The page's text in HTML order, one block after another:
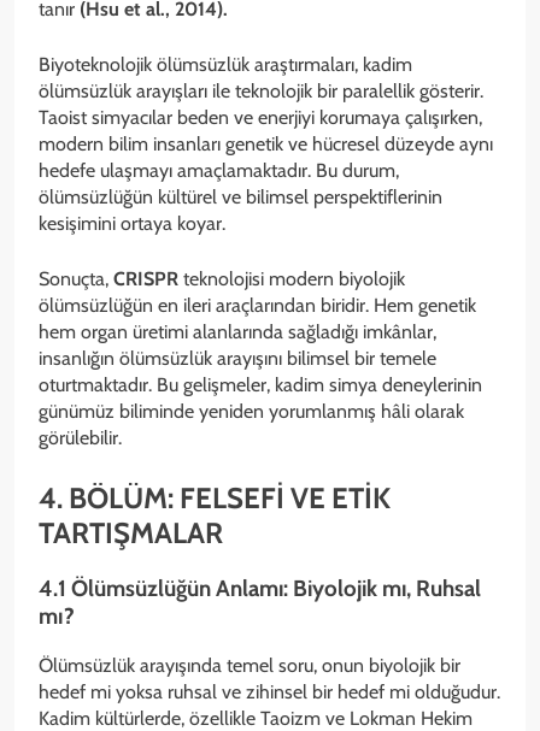
tanır (Hsu et al., 2014).
Biyoteknolojik ölümsüzlük araştırmaları, kadim
ölümsüzlük arayışları ile teknolojik bir paralellik gösterir.
Taoist simyacılar beden ve enerjiyi korumaya çalışırken,
modern bilim insanları genetik ve hücresel düzeyde aynı
hedefe ulaşmayı amaçlamaktadır. Bu durum,
ölümsüzlüğün kültürel ve bilimsel perspektiflerinin
kesişimini ortaya koyar.
Sonuçta, CRISPR teknolojisi modern biyolojik
ölümsüzlüğün en ileri araçlarından biridir. Hem genetik
hem organ üretimi alanlarında sağladığı imkânlar,
insanlığın ölümsüzlük arayışını bilimsel bir temele
oturtmaktadır. Bu gelişmeler, kadim simya deneylerinin
günümüz biliminde yeniden yorumlanmış hâli olarak
görülebilir.
4. BÖLÜM: FELSEFİ VE ETİK
TARTIŞMALAR
4.1 Ölümsüzlüğün Anlamı: Biyolojik mı, Ruhsal
mı?
Ölümsüzlük arayışında temel soru, onun biyolojik bir
hedef mi yoksa ruhsal ve zihinsel bir hedef mi olduğudur.
Kadim kültürlerde, özellikle Taoizm ve Lokman Hekim